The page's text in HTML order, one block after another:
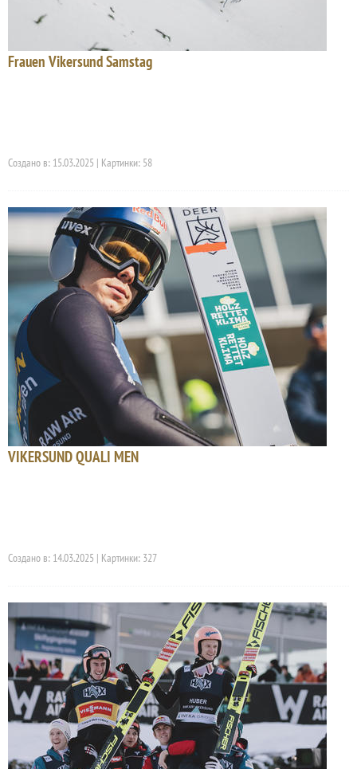
Frauen Vikersund Samstag
Создано в: 15.03.2025 | Картинки: 58
VIKERSUND QUALI MEN
Создано в: 14.03.2025 | Картинки: 327